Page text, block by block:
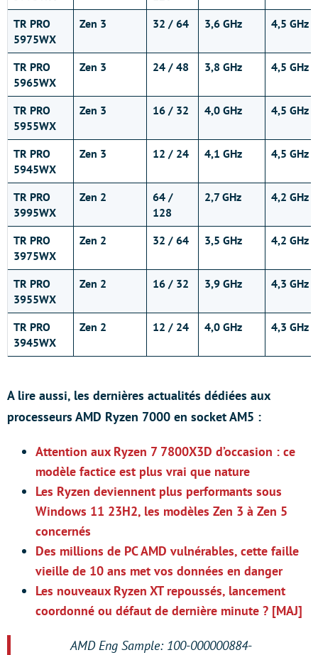
TR PRO
5975WX
Zen 3 32 / 64 3,6 GHz 4,5 GHz
TR PRO
5965WX
Zen 3 24 / 48 3,8 GHz 4,5 GHz
TR PRO
5955WX
Zen 3 16 / 32 4,0 GHz 4,5 GHz
TR PRO
5945WX
Zen 3 12 / 24 4,1 GHz 4,5 GHz
TR PRO
3995WX
Zen 2
64 /
128
2,7 GHz 4,2 GHz
TR PRO
3975WX
Zen 2 32 / 64 3,5 GHz 4,2 GHz
TR PRO
3955WX
Zen 2 16 / 32 3,9 GHz 4,3 GHz
TR PRO
3945WX
Zen 2 12 / 24 4,0 GHz 4,3 GHz
A lire aussi, les dernières actualités dédiées aux
processeurs AMD Ryzen 7000 en socket AM5 :
Attention aux Ryzen 7 7800X3D d’occasion : ce
modèle factice est plus vrai que nature
Les Ryzen deviennent plus performants sous
Windows 11 23H2, les modèles Zen 3 à Zen 5
concernés
Des millions de PC AMD vulnérables, cette faille
vieille de 10 ans met vos données en danger
Les nouveaux Ryzen XT repoussés, lancement
coordonné ou défaut de dernière minute ? [MAJ]
AMD Eng Sample: 100-000000884-